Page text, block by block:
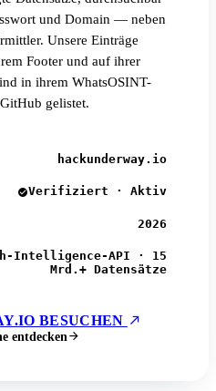
und Domain — neben
Unsere Einträge
Footer und auf ihrer
in ihrem WhatsOSINT-
gelistet.
hackunderway.io
Verifiziert · Aktiv
2026
Intelligence-API · 15
Mrd.+ Datensätze
BESUCHEN
entdecken